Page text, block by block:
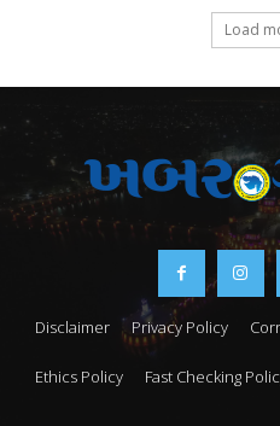
Load
Disclaimer Privacy Policy
Ethics Policy Fast Checking